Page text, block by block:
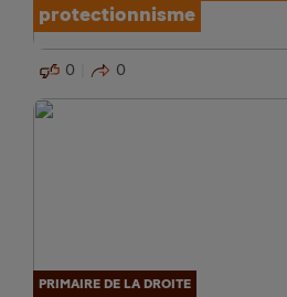
protectionnisme
0 0
PRIMAIRE DE LA DROITE